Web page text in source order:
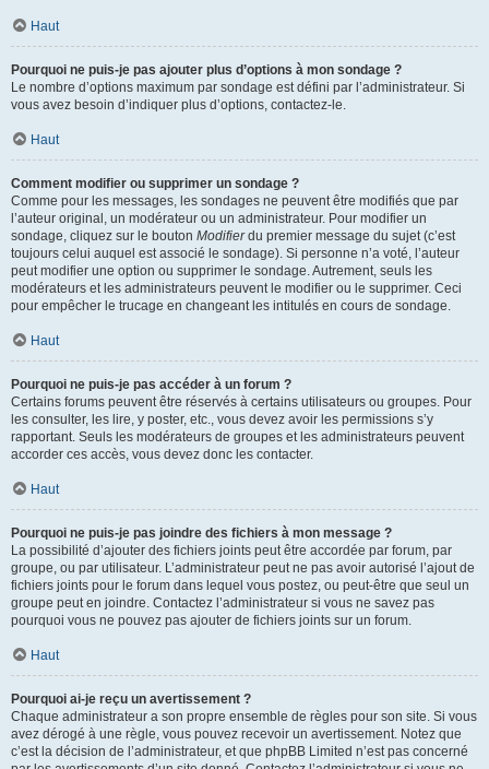
Haut
Pourquoi ne puis-je pas ajouter plus d’options à mon sondage ?
Le nombre d’options maximum par sondage est défini par l’administrateur. Si
vous avez besoin d’indiquer plus d’options, contactez-le.
Haut
Comment modifier ou supprimer un sondage ?
Comme pour les messages, les sondages ne peuvent être modifiés que par
l’auteur original, un modérateur ou un administrateur. Pour modifier un
sondage, cliquez sur le bouton Modifierdu premier message du sujet (c’est
toujours celui auquel est associé le sondage). Si personne n’a voté, l’auteur
peut modifier une option ou supprimer le sondage. Autrement, seuls les
modérateurs et les administrateurs peuvent le modifier ou le supprimer. Ceci
pour empêcher le trucage en changeant les intitulés en cours de sondage.
Haut
Pourquoi ne puis-je pas accéder à un forum ?
Certains forums peuvent être réservés à certains utilisateurs ou groupes. Pour
les consulter, les lire, y poster, etc., vous devez avoir les permissions s’y
rapportant. Seuls les modérateurs de groupes et les administrateurs peuvent
accorder ces accès, vous devez donc les contacter.
Haut
Pourquoi ne puis-je pas joindre des fichiers à mon message ?
La possibilité d’ajouter des fichiers joints peut être accordée par forum, par
groupe, ou par utilisateur. L’administrateur peut ne pas avoir autorisé l’ajout de
fichiers joints pour le forum dans lequel vous postez, ou peut-être que seul un
groupe peut en joindre. Contactez l’administrateur si vous ne savez pas
pourquoi vous ne pouvez pas ajouter de fichiers joints sur un forum.
Haut
Pourquoi ai-je reçu un avertissement ?
Chaque administrateur a son propre ensemble de règles pour son site. Si vous
avez dérogé à une règle, vous pouvez recevoir un avertissement. Notez que
c’est la décision de l’administrateur, et que phpBB Limited n’est pas concerné